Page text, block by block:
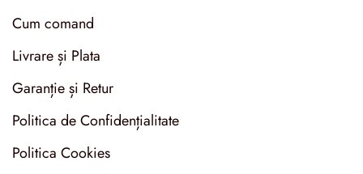
Cum comand
Livrare și Plata
Garanție și Retur
Politica de Confidențialitate
Politica Cookies